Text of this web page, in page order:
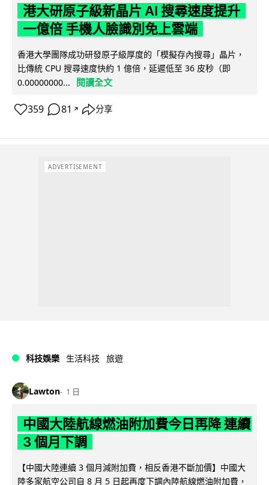
港大研原子級新晶片 AI 搜尋速度提升
一億倍 手機人臉識別免上雲端
香港大學團隊成功研發原子級厚度的「模擬存內搜尋」晶片，
比傳統 CPU 搜尋速度快約 1 億倍，延遲低至 36 皮秒（即
0.00000000...
閱讀全文
359 81 ↗ 分享
ADVERTISEMENT
科技娛樂 生活科技 旅遊
Lawton 1 日
中國大陸航線燃油附加費今日再降 連續
3 個月下調
【中國大陸連續 3 個月減附加費，相反香港不斷加價】中國大
陸多家航空公司自 8 月 5 日起再度下調內陸航線燃油附加費，